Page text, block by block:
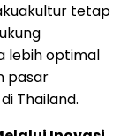
tetap
lebih optimal
pasar
Thailand.